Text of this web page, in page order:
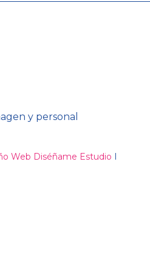
y personal
Web Diséñame Estudio I